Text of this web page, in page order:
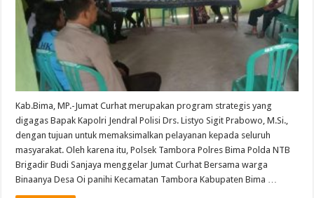
Kab.Bima, MP.-Jumat Curhat merupakan program strategis yang
digagas Bapak Kapolri Jendral Polisi Drs. Listyo Sigit Prabowo, M.Si.,
dengan tujuan untuk memaksimalkan pelayanan kepada seluruh
masyarakat. Oleh karena itu, Polsek Tambora Polres Bima Polda NTB
Brigadir Budi Sanjaya menggelar Jumat Curhat Bersama warga
Binaanya Desa Oi panihi Kecamatan Tambora Kabupaten Bima …